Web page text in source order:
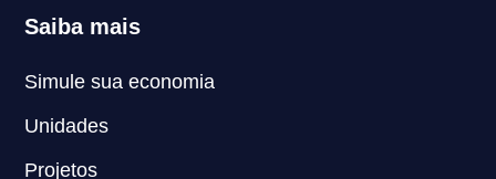
Saiba mais
Simule sua economia
Unidades
Projetos